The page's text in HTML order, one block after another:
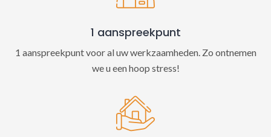
1 aanspreekpunt
1 aanspreekpunt voor al uw werkzaamheden. Zo ontnemen
we u een hoop stress!